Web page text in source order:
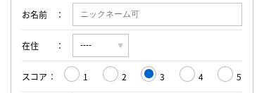
お名前
在住
スコア 1 2 3 4 5